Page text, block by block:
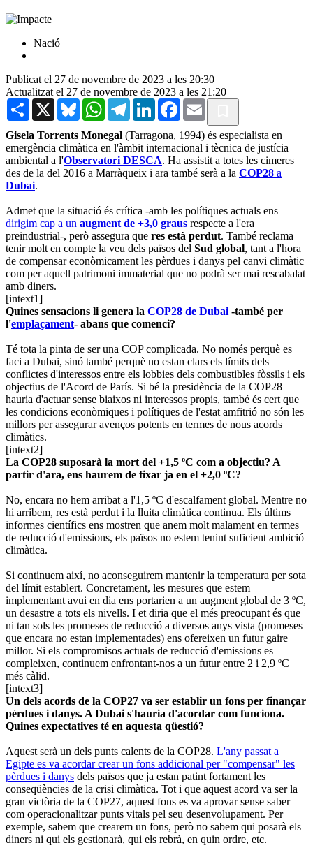
Nació
Publicat el 27 de novembre de 2023 a les 20:30
Actualitzat el 27 de novembre de 2023 a les 21:20
Share X BlueskyWhatsAppTelegramLinkedInFacebook
Email
Gisela Torrents Monegal (Tarragona, 1994) és especialista en
emergència climàtica en l'àmbit internacional i tècnica de justícia
ambiental a l'Observatori DESCA. Ha assistit a totes les cimeres
des de la del 2016 a Marràqueix i ara també serà a la COP28 a
Dubai.
Admet que la situació és crítica -amb les polítiques actuals ens
dirigim cap a un augment de +3,0 graus respecte a l'era
preindustrial-, però assegura que res està perdut. També reclama
tenir molt en compte la veu dels països del Sud global, tant a l'hora
de compensar econòmicament les pèrdues i danys pel canvi climàtic
com per aquell patrimoni immaterial que no podrà ser mai rescabalat
amb diners.
[intext1]
Quines sensacions li genera la COP28 de Dubai -també per
l'emplaçament- abans que comenci?
Té tota la pinta de ser una COP complicada. No només perquè es
faci a Dubai, sinó també perquè no estan clars els límits dels
conflictes d'interessos entre els lobbies dels combustibles fòssils i els
objectius de l'Acord de París. Si bé la presidència de la COP28
hauria d'actuar sense biaixos ni interessos propis, també és cert que
les condicions econòmiques i polítiques de l'estat amfitrió no són les
millors per assegurar avenços potents en termes de nous acords
climàtics.
[intext2]
La COP28 suposarà la mort del +1,5 ºC com a objectiu? A
partir d'ara, ens haurem de fixar ja en el +2,0 ºC?
No, encara no hem arribat a l'1,5 ºC d'escalfament global. Mentre no
hi arribem, res està perdut i la lluita climàtica continua. Els últims
informes científics ens mostren que anem molt malament en termes
de reducció d'emissions, els països no estem tenint suficient ambició
climàtica.
Si continuem així, no aconseguirem mantenir la temperatura per sota
del límit establert. Concretament, les mesures que estem
implementant avui en dia ens portarien a un augment global de 3 ºC,
un desastre a tots els nivells. I et diria que el més preocupant és que
ni tan sols les promeses de reducció a diversos anys vista (promeses
que encara no estan implementades) ens ofereixen un futur gaire
millor. Si els compromisos actuals de reducció d'emissions es
compleixen, continuem enfrontant-nos a un futur entre 2 i 2,9 ºC
més càlid.
[intext3]
Un dels acords de la COP27 va ser establir un fons per finançar
pèrdues i danys. A Dubai s'hauria d'acordar com funciona.
Quines expectatives té en aquesta qüestió?
Aquest serà un dels punts calents de la COP28. L'any passat a
Egipte es va acordar crear un fons addicional per "compensar" les
pèrdues i danys dels països que ja estan patint fortament les
conseqüències de la crisi climàtica. Tot i que aquest acord va ser la
gran victòria de la COP27, aquest fons es va aprovar sense saber
com operacionalitzar punts vitals pel seu desenvolupament. Per
exemple, sabem que crearem un fons, però no sabem qui posarà els
diners ni qui els gestionarà, qui els rebrà, en quin ordre, etc.